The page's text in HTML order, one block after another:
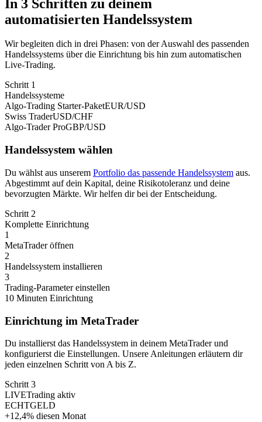
In 3 Schritten zu deinem
automatisierten Handelssystem
Wir begleiten dich in drei Phasen: von der Auswahl des passenden
Handelssystems über die Einrichtung bis hin zum automatischen
Live-Trading.
Schritt 1
Handelssysteme
Algo-Trading Starter-PaketEUR/USD
Swiss TraderUSD/CHF
Algo-Trader ProGBP/USD
Handelssystem wählen
Du wählst aus unserem Portfolio das passende Handelssystem aus.
Abgestimmt auf dein Kapital, deine Risikotoleranz und deine
bevorzugten Märkte. Wir helfen dir bei der Entscheidung.
Schritt 2
Komplette Einrichtung
1
MetaTrader öffnen
2
Handelssystem installieren
3
Trading-Parameter einstellen
10 Minuten Einrichtung
Einrichtung im MetaTrader
Du installierst das Handelssystem in deinem MetaTrader und
konfigurierst die Einstellungen. Unsere Anleitungen erläutern dir
jeden einzelnen Schritt von A bis Z.
Schritt 3
LIVETrading aktiv
ECHTGELD
+12,4% diesen Monat